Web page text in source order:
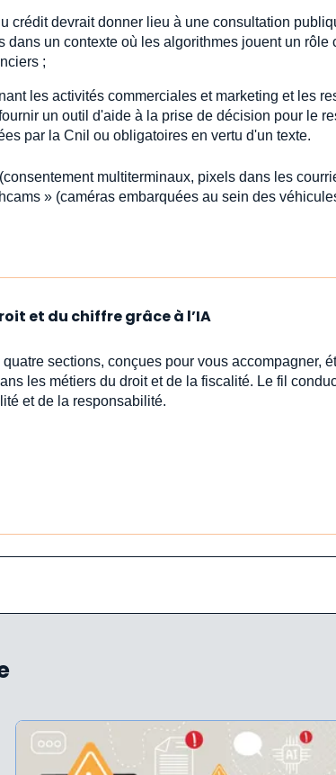
crédit devrait donner lieu à une consultation
un contexte où les algorithmes jouent un rôle
;
les activités commerciales et marketing et les
un outil d'aide à la prise de décision pour le
par la Cnil ou obligatoires en vertu d'un texte.
(consentement multiterminaux, pixels dans les
» (caméras embarquées au sein des
et du chiffre grâce à l’IA
sections, conçues pour vous accompagner,
les métiers du droit et de la fiscalité. Le fil
et de la responsabilité.